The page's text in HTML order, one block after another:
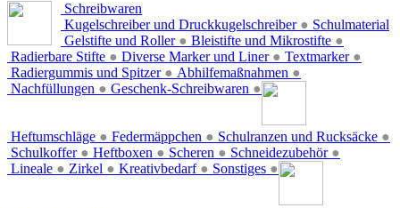
Schreibwaren
Kugelschreiber und Druckkugelschreiber ●
Gelstifte und Roller ● Bleistifte und Mikrostifte ●
Radierbare Stifte ● Diverse Marker und Liner ● Textmarker ●
Radiergummis und Spitzer ● Abhilfemaßnahmen ●
Nachfüllungen ● Geschenk-Schreibwaren ●
Schulmaterial
Heftumschläge ● Federmäppchen ● Schulranzen und Rucksäcke ●
Schulkoffer ● Heftboxen ● Scheren ● Schneidezubehör ●
Lineale ● Zirkel ● Kreativbedarf ● Sonstiges ●